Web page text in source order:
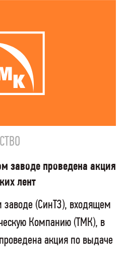
заводе проведена акция
лент
заводе (СинТЗ), входящем
Компанию (ТМК), в
акция по выдаче